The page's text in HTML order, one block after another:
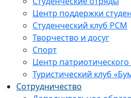
Центр поддержки
Студенческий клуб РСМ
Творчество и досуг
Спорт
Центр
Туристический клуб
Сотрудничество